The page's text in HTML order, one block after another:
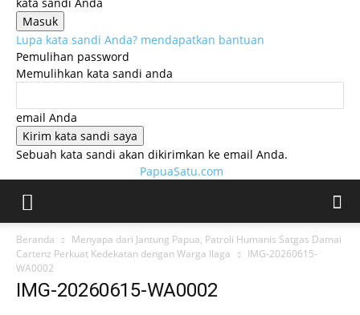
Lupa kata sandi Anda? mendapatkan bantuan
Pemulihan password
Memulihkan kata sandi anda
email Anda
Sebuah kata sandi akan dikirimkan ke email Anda.
PapuaSatu.com
Beranda
Menyapa dari Jantung Papua, Patroli Humanis Satgas Damai
Cartenz Perkuat Kedekatan dengan Warga Ilaga
IMG-20260615-
WA0002
IMG-20260615-WA0002